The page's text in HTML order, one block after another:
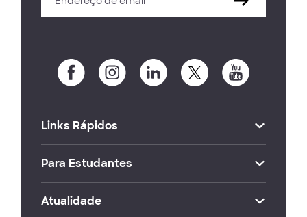
Links Rápidos
Para Estudantes
Atualidade